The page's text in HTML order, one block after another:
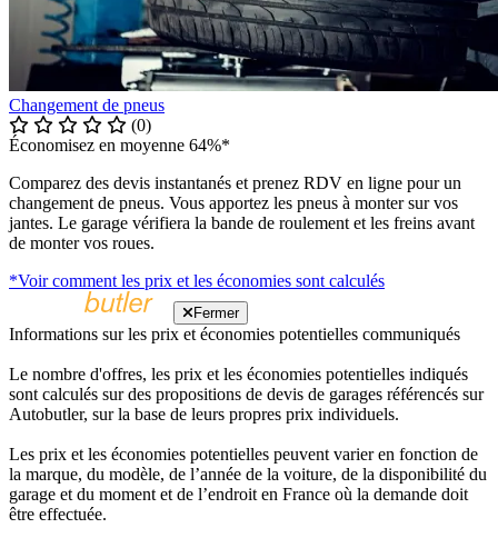
Changement de pneus
(0)
Économisez en moyenne 64%*
Comparez des devis instantanés et prenez RDV en ligne pour un
changement de pneus. Vous apportez les pneus à monter sur vos
jantes. Le garage vérifiera la bande de roulement et les freins avant
de monter vos roues.
*Voir comment les prix et les économies sont calculés
Fermer
Informations sur les prix et économies potentielles communiqués
Le nombre d'offres, les prix et les économies potentielles indiqués
sont calculés sur des propositions de devis de garages référencés sur
Autobutler, sur la base de leurs propres prix individuels.
Les prix et les économies potentielles peuvent varier en fonction de
la marque, du modèle, de l’année de la voiture, de la disponibilité du
garage et du moment et de l’endroit en France où la demande doit
être effectuée.